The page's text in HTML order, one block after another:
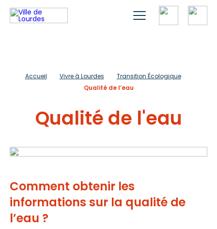
Accueil Vivre à Lourdes
Transition Écologique
Qualité de l’eau
Qualité de l'eau
Comment obtenir les
informations sur la qualité de
l’eau ?